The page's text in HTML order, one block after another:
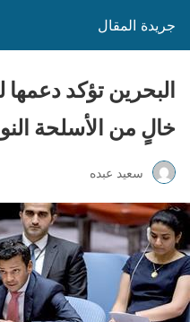
جريدة المقال
البحرين تؤكد
خالٍ من الأسلحة
سعيد عبده